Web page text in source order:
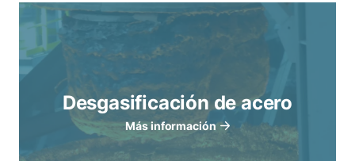
Desgasificación de acero
Más información